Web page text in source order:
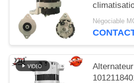
R220-5
Négociable